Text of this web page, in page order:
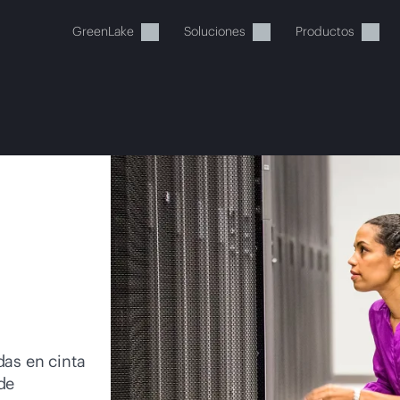
GreenLake Soluciones Productos
momentos, tu cesta está
HPE para encontrar lo que buscas, configurarlo
Comprar ahora
en cinta